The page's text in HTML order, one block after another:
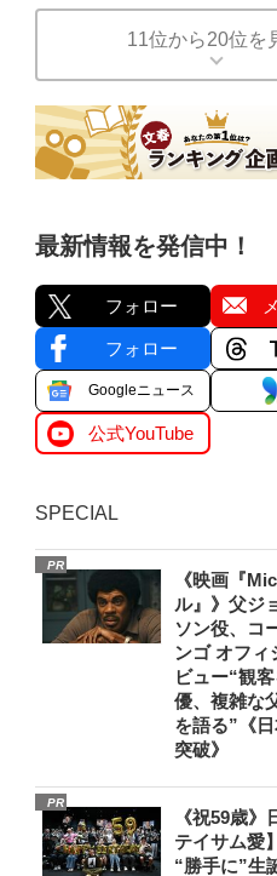
11位から20位を
最新情報を発信中！
フォロー
フォロー
Googleニュース
公式YouTube
SPECIAL
PR
《映画『
ル』》父ジ
ソン役、コ
ンゴ オフィ
ビュー“観
優、複雑な
を語る”《
突破》
PR
《祝59歳》
テイサム愛
“勝手に”生